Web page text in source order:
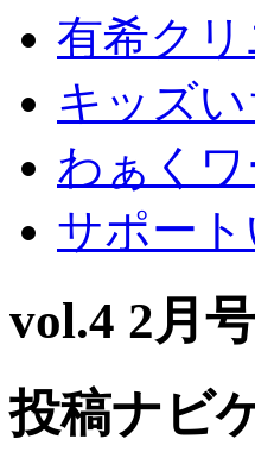
有希クリ
キッズい
わぁくワ
サポート
vol.4 2月号
投稿ナビ